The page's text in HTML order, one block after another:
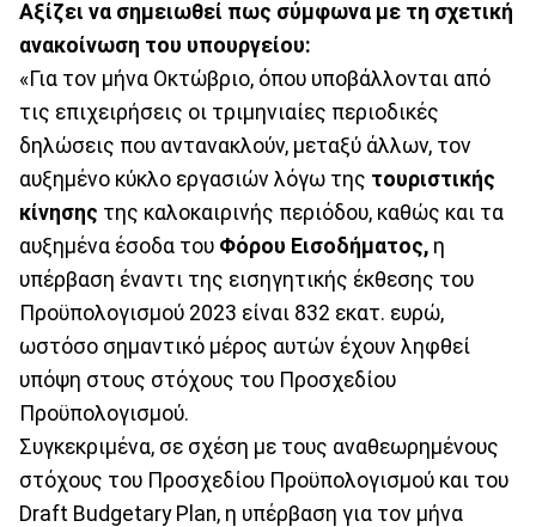
Αξίζει να σημειωθεί πως σύμφωνα με τη σχετική
ανακοίνωση του υπουργείου:
«Για τον μήνα Οκτώβριο, όπου υποβάλλονται από
τις επιχειρήσεις οι τριμηνιαίες περιοδικές
δηλώσεις που αντανακλούν, μεταξύ άλλων, τον
αυξημένο κύκλο εργασιών λόγω της τουριστικής
κίνησης της καλοκαιρινής περιόδου, καθώς και τα
αυξημένα έσοδα του Φόρου Εισοδήματος, η
υπέρβαση έναντι της εισηγητικής έκθεσης του
Προϋπολογισμού 2023 είναι 832 εκατ. ευρώ,
ωστόσο σημαντικό μέρος αυτών έχουν ληφθεί
υπόψη στους στόχους του Προσχεδίου
Προϋπολογισμού.
Συγκεκριμένα, σε σχέση με τους αναθεωρημένους
στόχους του Προσχεδίου Προϋπολογισμού και του
Draft Budgetary Plan, η υπέρβαση για τον μήνα